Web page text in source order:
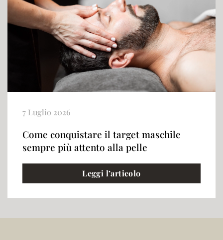
7 Luglio 2026
Come conquistare il target maschile
sempre più attento alla pelle
Leggi l’articolo